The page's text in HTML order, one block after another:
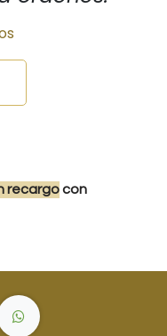
recargocon